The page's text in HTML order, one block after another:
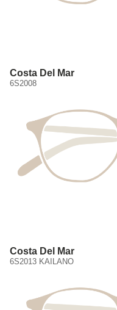
Costa Del Mar
6S2008
Costa Del Mar
6S2013 KAILANO